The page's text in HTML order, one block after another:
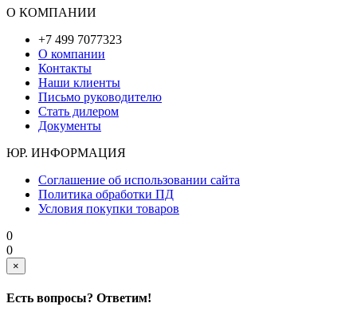
О КОМПАНИИ
+7 499 7077323
О компании
Контакты
Наши клиенты
Письмо руководителю
Стать дилером
Документы
ЮР. ИНФОРМАЦИЯ
Соглашение об использовании сайта
Политика обработки ПД
Условия покупки товаров
0
0
×
Есть вопросы? Ответим!